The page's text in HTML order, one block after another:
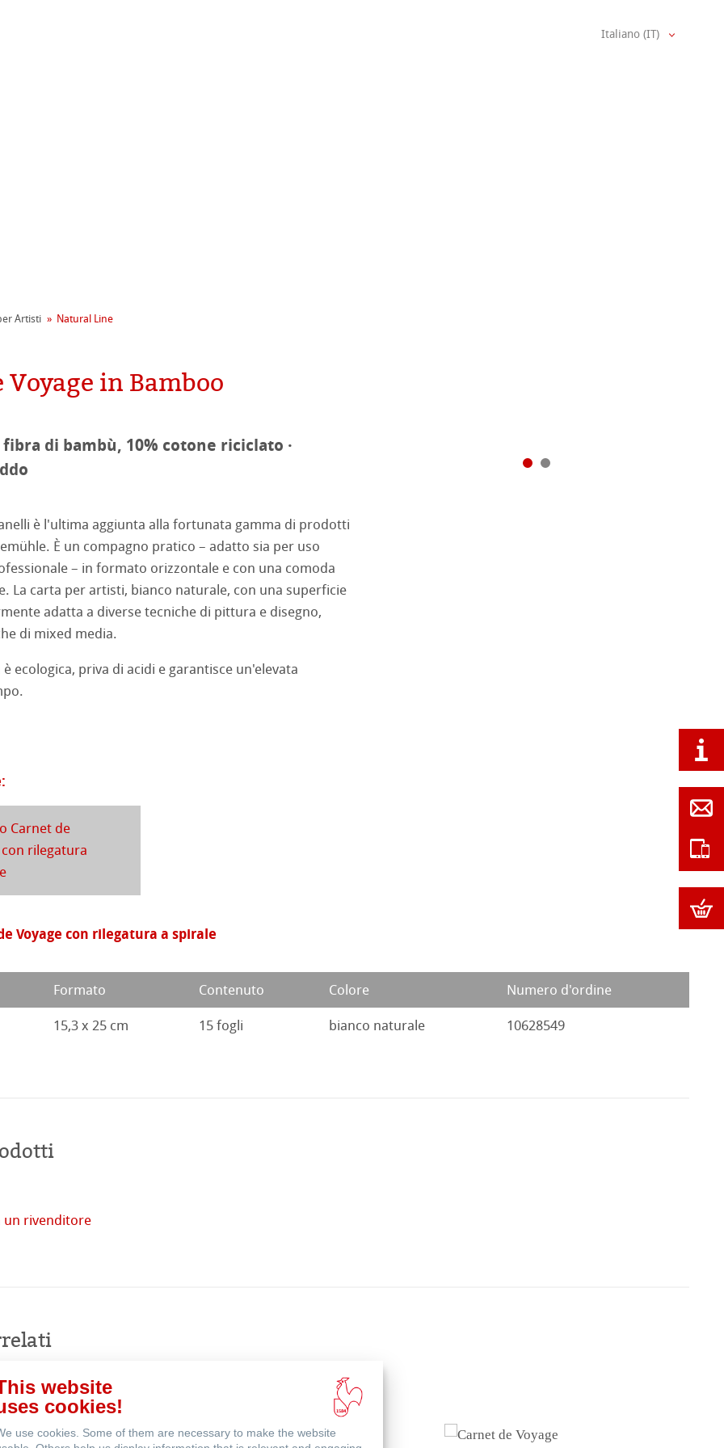
Green Rooster
Program
Rag
Classici
Pastel
fatta a mano
Classici
Stella
Italiano (IT)
Artisti Natural Line
Voyage in Bamboo
fibra di bambù, 10% cotone riciclato ·
è l'ultima aggiunta alla fortunata gamma di prodotti
È un compagno pratico – adatto sia per uso
– in formato orizzontale e con una comoda
La carta per artisti, bianco naturale, con una superficie
adatta a diverse tecniche di pittura e disegno,
di mixed media.
ecologica, priva di acidi e garantisce un'elevata
Carnet de
con rilegatura
Voyage con rilegatura a spirale
Formato Contenuto Colore Numero d'ordine
15,3 x 25 cm 15 fogli bianco naturale 10628549
un rivenditore
website
cookies!
use cookies. Some of them are necessary to make the website